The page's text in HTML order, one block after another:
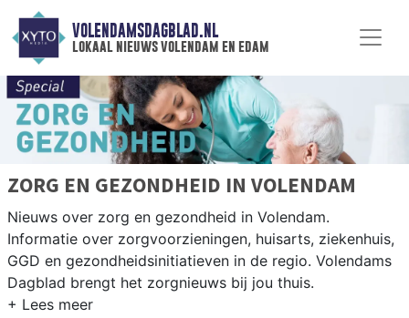
VOLENDAMSDAGBLAD.NL
lokaal nieuws volendam en edam
ZORG EN GEZONDHEID IN VOLENDAM
Nieuws over zorg en gezondheid in Volendam.
Informatie over zorgvoorzieningen, huisarts, ziekenhuis,
GGD en gezondheidsinitiatieven in de regio. Volendams
Dagblad brengt het zorgnieuws bij jou thuis.